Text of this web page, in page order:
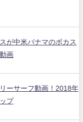
が中米パナマのボカス
画
ーサーフ動画！2018年
プ